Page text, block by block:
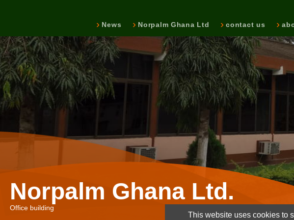
News Norpalm Ghana Ltd contact us
Norpalm Ghana Ltd.
Office building
This website uses cookies to